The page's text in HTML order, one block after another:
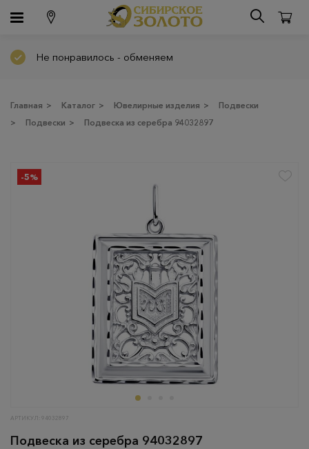
Не понравилось - обменяем
Главная > Каталог > Ювелирные изделия >
Подвески
>
Подвески > Подвеска из серебра 94032897
-5%
АРТИКУЛ: 94032897
Подвеска из серебра 94032897